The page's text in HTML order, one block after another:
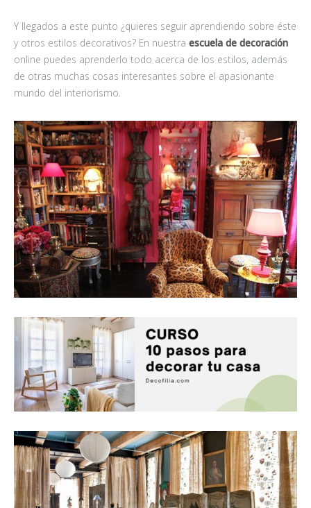
Y llegados a este punto ¿quieres seguir aprendiendo sobre éste
y otros estilos decorativos? En nuestra escuela de decoración
online puedes aprenderlo todo acerca de los estilos, además
de otras muchas cosas interesantes sobre el apasionante
mundo del interiorismo.